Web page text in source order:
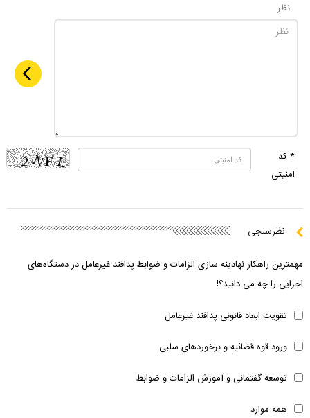
نظر
* کد
امنیتی
نظرسنجی
مهمترین راهکار نهادینه سازی الزامات و ضوابط پدافند غیرعامل در دستگاه‌های
اجرایی را چه می دانید؟!
تقویت ابعاد قانونی پدافند غیرعامل
ورود قوه قضائیه و برخوردهای سلبی
توسعه گفتمانی و آموزش الزامات و ضوابط
همه موارد